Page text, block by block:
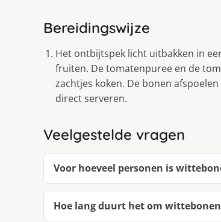
Bereidingswijze
Het ontbijtspek licht uitbakken in
fruiten. De tomatenpuree en de
zachtjes koken. De bonen
direct serveren.
Veelgestelde vragen
Voor hoeveel personen is
Hoe lang duurt het om